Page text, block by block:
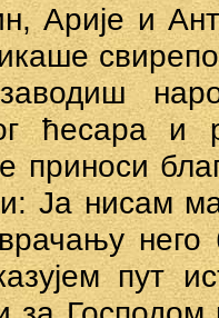
Арије и
ћесара и
приноси
Ја нисам
него
пут